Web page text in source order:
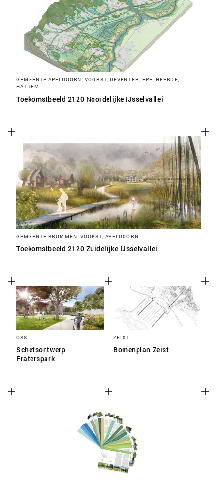
GEMEENTE APELDOORN, VOORST, DEVENTER, EPE, HEERDE,
HATTEM
Toekomstbeeld 2120 Noordelijke IJsselvallei
GEMEENTE BRUMMEN, VOORST, APELDOORN
Toekomstbeeld 2120 Zuidelijke IJsselvallei
OSS
Schetsontwerp
Fraterspark
ZEIST
Bomenplan Zeist
SLA VOORKEUREN OP